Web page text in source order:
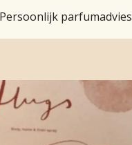
Persoonlijk parfumadvies